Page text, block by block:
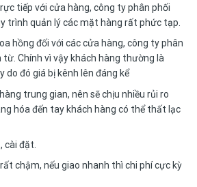
tiếp với cửa hàng, công ty phân phối
trình quản lý các mặt hàng rất phức tạp.
hồng đối với các cửa hàng, công ty phân
từ. Chính vì vậy khách hàng thường là
do đó giá bị kênh lên đáng kể
trung gian, nên sẽ chịu nhiều rủi ro
hóa đến tay khách hàng có thể thất lạc
cài đặt.
chậm, nếu giao nhanh thì chi phí cực kỳ